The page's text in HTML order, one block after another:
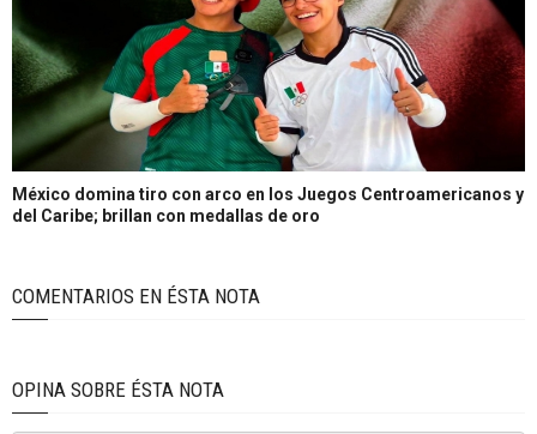
México domina tiro con arco en los Juegos Centroamericanos y
del Caribe; brillan con medallas de oro
COMENTARIOS EN ÉSTA NOTA
OPINA SOBRE ÉSTA NOTA